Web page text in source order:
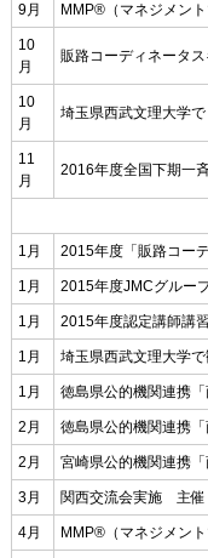
9月 MMP®（マネジメン
10
月
販路コーディネータ
10
月
埼玉県西武文理大学
11
月
2016年度全国下期一
1月 2015年度「販路コー
1月 2015年度JMCグルー
1月 2015年度認定講師講
1月 埼玉県西武文理大学
1月 徳島県公的機関連携
2月 徳島県公的機関連携
2月 宮崎県公的機関連携
3月 関西交流会実施 主催
4月 MMP®（マネジメン